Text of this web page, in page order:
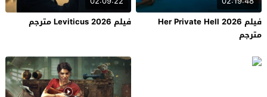
فيلم Her Private Hell 2026
مترجم
فيلم Leviticus 2026 مترجم